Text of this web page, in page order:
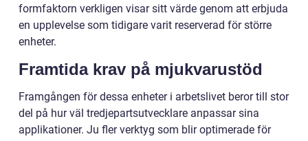
formfaktorn verkligen visar sitt värde genom att erbjuda
en upplevelse som tidigare varit reserverad för större
enheter.
Framtida krav på mjukvarustöd
Framgången för dessa enheter i arbetslivet beror till stor
del på hur väl tredjepartsutvecklare anpassar sina
applikationer. Ju fler verktyg som blir optimerade för